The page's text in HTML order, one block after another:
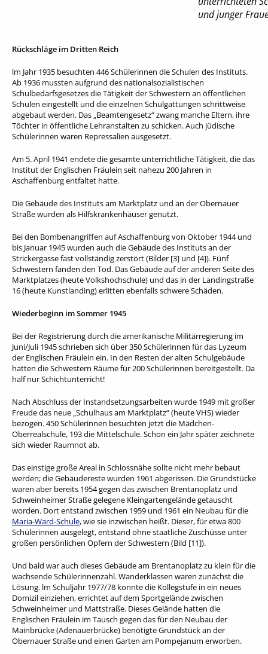
und junger
Rückschläge im Dritten Reich
lm Jahr 1935 besuchten 446 Schülerinnen die Schulen des Instituts.
Ab 1936 mussten aufgrund des nationalsozialistischen
Schulbedarfsgesetzes die Tätigkeit der Schwestern an öffentlichen
Schulen eingestellt und die einzelnen Schulgattungen schrittweise
abgebaut werden. Das „Beamtengesetz“ zwang manche Eltern, ihre
Töchter in öffentliche Lehranstalten zu schicken. Auch jüdische
Schülerinnen waren Repressalien ausgesetzt.
Am 5. April 1941 endete die gesamte unterrichtliche Tätigkeit, die das
Institut der Englischen Fräulein seit nahezu 200 Jahren in
Aschaffenburg entfaltet hatte.
Die Gebäude des Instituts am Marktplatz und an der Obernauer
Straße wurden als Hilfskrankenhäuser genutzt.
Bei den Bombenangriffen auf Aschaffenburg von Oktober 1944 und
bis Januar 1945 wurden auch die Gebäude des Instituts an der
Strickergasse fast vollständig zerstört (Bilder [3] und [4]). Fünf
Schwestern fanden den Tod. Das Gebäude auf der anderen Seite des
Marktplatzes (heute Volkshochschule) und das in der Landingstraße
16 (heute Kunstlanding) erlitten ebenfalls schwere Schäden.
Wiederbeginn im Sommer 1945
Bei der Registrierung durch die amerikanische Militärregierung im
Juni/Juli 1945 schrieben sich über 350 Schülerinnen für das Lyzeum
der Englischen Fräulein ein. In den Resten der alten Schulgebäude
hatten die Schwestern Räume für 200 Schülerinnen bereitgestellt. Da
half nur Schichtunterricht!
Nach Abschluss der Instandsetzungsarbeiten wurde 1949 mit großer
Freude das neue „Schulhaus am Marktplatz“ (heute VHS) wieder
bezogen. 450 Schülerinnen besuchten jetzt die Mädchen-
Oberrealschule, 193 die Mittelschule. Schon ein Jahr später zeichnete
sich wieder Raumnot ab.
Das einstige große Areal in Schlossnähe sollte nicht mehr bebaut
werden; die Gebäudereste wurden 1961 abgerissen. Die Grundstücke
waren aber bereits 1954 gegen das zwischen Brentanoplatz und
Schweinheimer Straße gelegene Kleingartengelände getauscht
worden. Dort entstand zwischen 1959 und 1961 ein Neubau für die
Maria-Ward-Schule, wie sie inzwischen heißt. Dieser, für etwa 800
Schülerinnen ausgelegt, entstand ohne staatliche Zuschüsse unter
großen persönlichen Opfern der Schwestern (Bild [11]).
Und bald war auch dieses Gebäude am Brentanoplatz zu klein für die
wachsende Schülerinnenzahl. Wanderklassen waren zunächst die
Lösung. lm Schuljahr 1977/78 konnte die Kollegstufe in ein neues
Domizil einziehen, errichtet auf dem Sportgelände zwischen
Schweinheimer und Mattstraße. Dieses Gelände hatten die
Englischen Fräulein im Tausch gegen das für den Neubau der
Mainbrücke (Adenauerbrücke) benötigte Grundstück an der
Obernauer Straße und einen Garten am Pompejanum erworben.